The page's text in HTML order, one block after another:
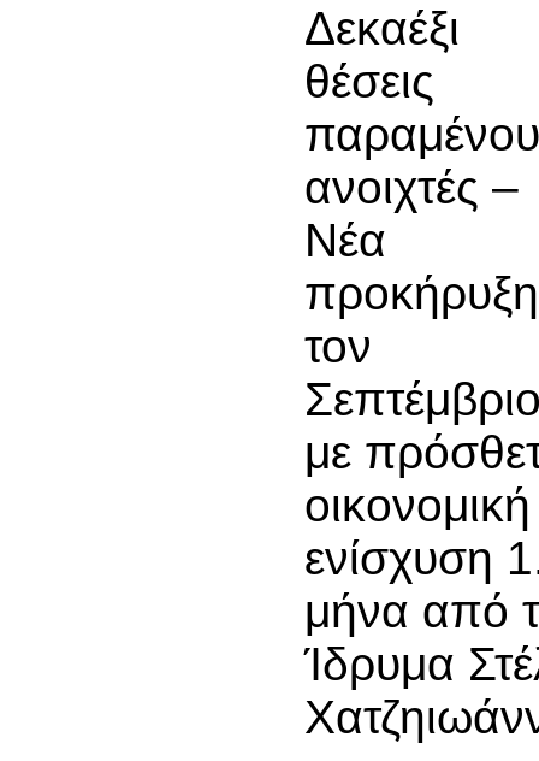
Δεκαέξι
θέσεις
ανοιχτές –
Νέα
προκήρυξη
τον
με
οικονομική
ενίσχυση
μήνα από
Ίδρυμα